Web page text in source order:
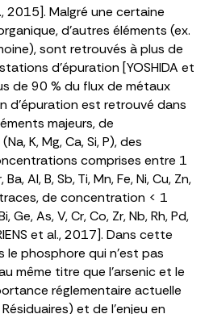
2015]. Malgré une certaine
d’autres éléments (ex.
sont retrouvés à plus de
d’épuration [YOSHIDA et
de 90 % du flux de métaux
d’épuration est retrouvé dans
majeurs, de
K, Mg, Ca, Si, P), des
comprises entre 1
Al, B, Sb, Ti, Mn, Fe, Ni, Cu, Zn,
de concentration < 1
Ge, As, V, Cr, Co, Zr, Nb, Rh, Pd,
et al., 2017]. Dans cette
le phosphore qui n’est pas
même titre que l’arsenic et le
réglementaire actuelle
et de l’enjeu en